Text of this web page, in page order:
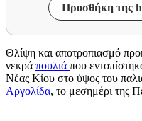
Προσθήκη της
Θλίψη και αποτροπιασμό
νεκρά πουλιά που
Νέας Κίου στο ύψος του
Αργολίδα, το μεσημέρι της